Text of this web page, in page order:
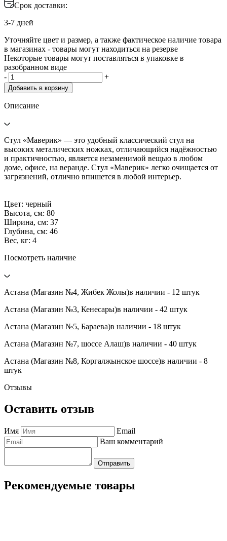
Срок доставки:
3-7 дней
Уточняйте цвет и размер, а также фактическое наличие товара
в магазинах - товары могут находиться на резерве
Некоторые товары могут поставляться в упаковке в
разобранном виде
-
+
Добавить в корзину
Описание
Стул «Маверик» — это удобный классический стул на
высоких металических ножках, отличающийся надёжностью
и практичностью, является незаменимой вещью в любом
доме, офисе, на веранде. Стул «Маверик» легко очищается от
загрязнений, отлично впишется в любой интерьер.
Цвет: черный
Высота, см: 80
Ширина, см: 37
Глубина, см: 46
Вес, кг: 4
Посмотреть наличие
Астана (Магазин №4, Жибек Жолы)в наличии - 12 штук
Астана (Магазин №3, Кенесары)в наличии - 42 штук
Астана (Магазин №5, Бараева)в наличии - 18 штук
Астана (Магазин №7, шоссе Алаш)в наличии - 40 штук
Астана (Магазин №8, Коргалжынское шоссе)в наличии - 8
штук
Отзывы
Оставить отзыв
Имя
Email
Ваш комментарий
Отправить
Рекомендуемые товары